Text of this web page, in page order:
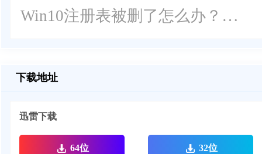
Win10注册表被删了怎么办？Win10删除的注册表恢复方法分享
下载地址
迅雷下载
64位 32位